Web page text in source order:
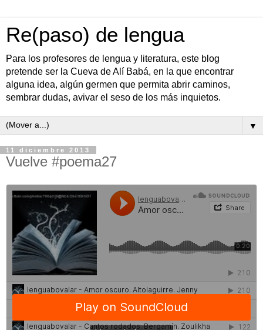
Re(paso) de lengua
Para los profesores de lengua y literatura, este blog
pretende ser la Cueva de Alí Babá, en la que encontrar
alguna idea, algún germen que permita abrir caminos,
sembrar dudas, avivar el seso de los más inquietos.
▼
11 diciembre 2013
Vuelve #poema27